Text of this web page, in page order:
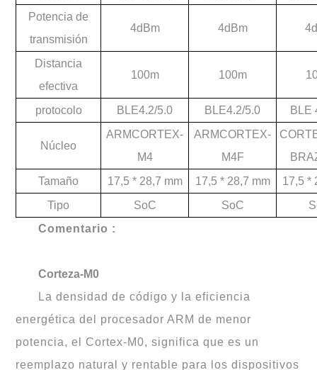
Potencia de
transmisión
4dBm 4dBm
Distancia
efectiva
100m 100m
protocolo BLE4.2/5.0 BLE4.2/5.0 BLE
Núcleo
ARMCORTEX-
M4
ARMCORTEX-
M4F
Tamaño
17,5 * 28,7 mm 17,5 * 28,7 mm
17,5 *
Tipo
SoC SoC
Comentario :
Corteza-M0
La densidad de código y la eficiencia
energética del procesador ARM de menor
potencia, el Cortex-M0, significa que es un
reemplazo natural y rentable para los dispositivos